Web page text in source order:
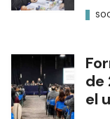
de
el